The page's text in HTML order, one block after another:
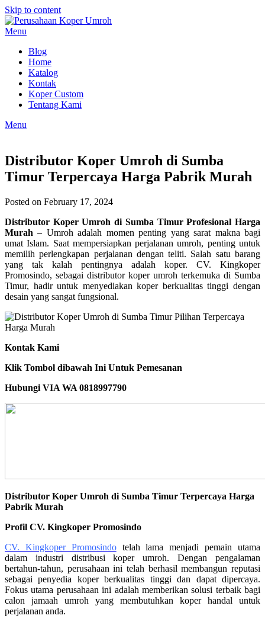
Skip to content
Menu
Blog
Home
Katalog
Kontak
Koper Custom
Tentang Kami
Menu
Distributor Koper Umroh di Sumba
Timur Terpercaya Harga Pabrik Murah
Posted on February 17, 2024
Distributor Koper Umroh di Sumba Timur Profesional Harga
Murah – Umroh adalah momen penting yang sarat makna bagi
umat Islam. Saat mempersiapkan perjalanan umroh, penting untuk
memilih perlengkapan perjalanan dengan teliti. Salah satu barang
yang tak kalah pentingnya adalah koper. CV. Kingkoper
Promosindo, sebagai distributor koper umroh terkemuka di Sumba
Timur, hadir untuk menyediakan koper berkualitas tinggi dengan
desain yang sangat fungsional.
Kontak Kami
Klik Tombol dibawah Ini Untuk Pemesanan
Hubungi VIA WA 0818997790
Distributor Koper Umroh di Sumba Timur Terpercaya Harga
Pabrik Murah
Profil CV. Kingkoper Promosindo
CV. Kingkoper Promosindotelah lama menjadi pemain utama
dalam industri distribusi koper umroh. Dengan pengalaman
bertahun-tahun, perusahaan ini telah berhasil membangun reputasi
sebagai penyedia koper berkualitas tinggi dan dapat dipercaya.
Fokus utama perusahaan ini adalah memberikan solusi terbaik bagi
calon jamaah umroh yang membutuhkan koper handal untuk
perjalanan anda.